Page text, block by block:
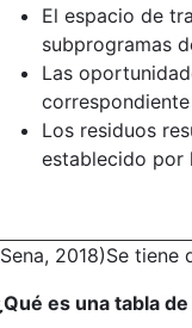
El espacio de
subprogramas
Las
Los residuos
establecido por
2018)Se
es una tabla